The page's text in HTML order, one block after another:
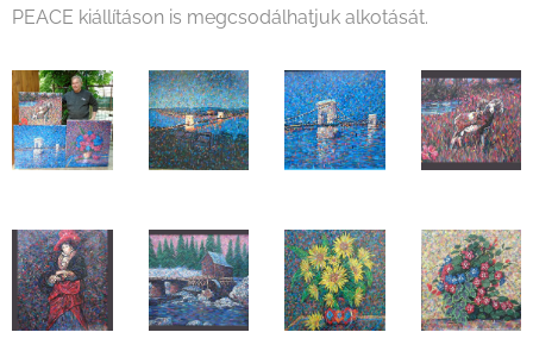
PEACE kiállításon is megcsodálhatjuk alkotását.